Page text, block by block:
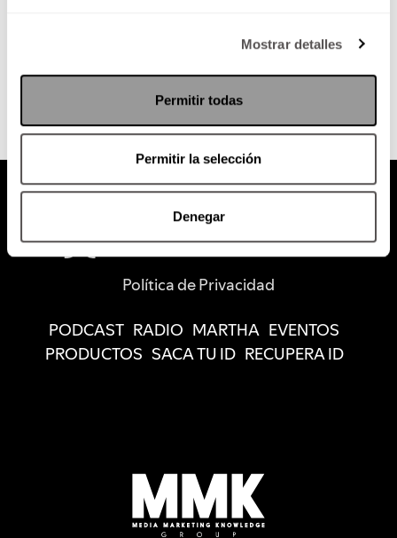
Mostrar detalles
Permitir todas
Permitir la selección
Denegar
Política de Privacidad
PODCAST RADIO MARTHA EVENTOS
PRODUCTOS SACA TU ID RECUPERA ID